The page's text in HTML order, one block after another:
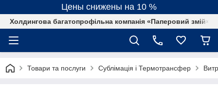
Цены снижены на 10 %
Холдингова багатопрофільна компанія «Паперовий змій»
Товари та послуги Сублімація і Термотрансфер